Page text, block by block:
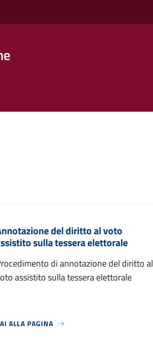
del diritto al voto
sulla tessera elettorale
di annotazione del diritto al
assistito sulla tessera elettorale
ALLA PAGINA